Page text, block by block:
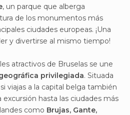
, un parque que alberga
de los monumentos más
ciudades europeas. ¡Una
y divertirse al mismo tiempo!
atractivos de Bruselas se une
privilegiada. Situada
viajas a la capital belga también
hasta las ciudades más
como Brujas, Gante,